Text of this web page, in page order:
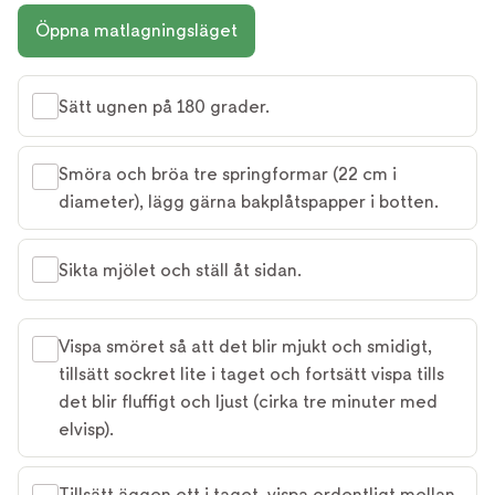
Öppna matlagningsläget
Sätt ugnen på 180 grader.
Smöra och bröa tre springformar (22 cm i
diameter), lägg gärna bakplåtspapper i botten.
Sikta mjölet och ställ åt sidan.
Vispa smöret så att det blir mjukt och smidigt,
tillsätt sockret lite i taget och fortsätt vispa tills
det blir fluffigt och ljust (cirka tre minuter med
elvisp).